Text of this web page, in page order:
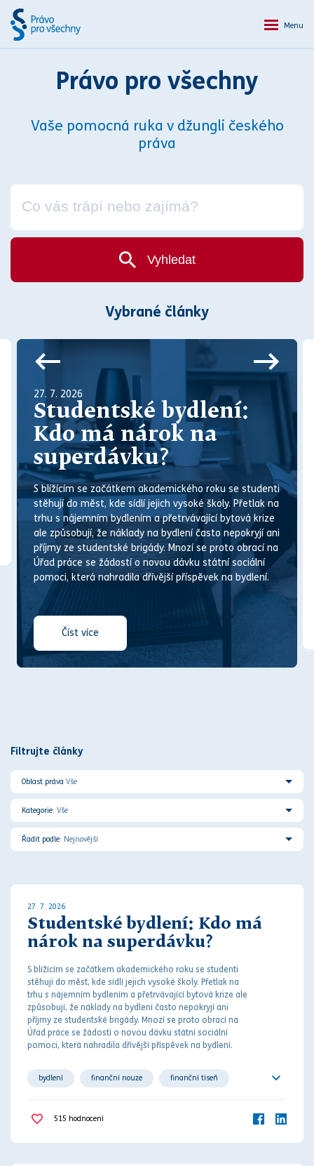
Menu
Právo pro všechny
Vaše pomocná ruka v džungli českého
práva
Vyhledat
Vybrané články
27. 7. 2026
Studentské bydlení:
Kdo má nárok na
superdávku?
S blížícím se začátkem akademického roku se studenti
stěhují do měst, kde sídlí jejich vysoké školy. Přetlak na
trhu s nájemním bydlením a přetrvávající bytová krize
ale způsobují, že náklady na bydlení často nepokryjí ani
příjmy ze studentské brigády. Mnozí se proto obrací na
Úřad práce se žádostí o novou dávku státní sociální
pomoci, která nahradila dřívější příspěvek na bydlení.
Číst více
Filtrujte články
Oblast práva Vše
Kategorie: Vše
Řadit podle: Nejnovější
27. 7. 2026
Studentské bydlení: Kdo má
nárok na superdávku?
S blížícím se začátkem akademického roku se studenti
stěhují do měst, kde sídlí jejich vysoké školy. Přetlak na
trhu s nájemním bydlením a přetrvávající bytová krize ale
způsobují, že náklady na bydlení často nepokryjí ani
příjmy ze studentské brigády. Mnozí se proto obrací na
Úřad práce se žádostí o novou dávku státní sociální
pomoci, která nahradila dřívější příspěvek na bydlení.
bydlení finanční nouze finanční tíseň
sociální dávka sociální zabezpečení
společné bydlení
515 hodnocení